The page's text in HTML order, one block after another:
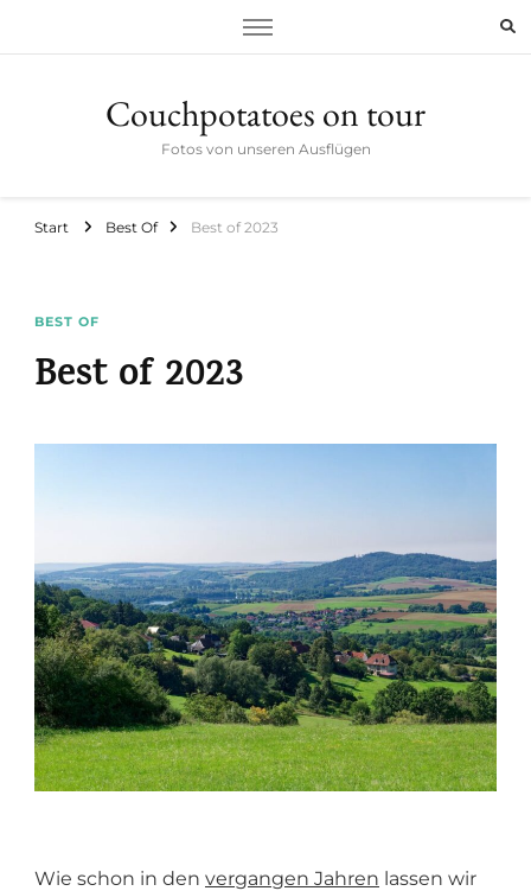
Couchpotatoes on tour
Fotos von unseren Ausflügen
Start Best Of Best of 2023
BEST OF
Best of 2023
Wie schon in den vergangen Jahren lassen wir